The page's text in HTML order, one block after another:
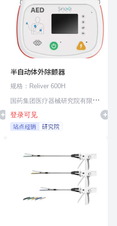
半自动体外除颤器
规格：Reliver 600H
国药集团医疗器械研究院有限公
司
登录可见
站点经销 研究院